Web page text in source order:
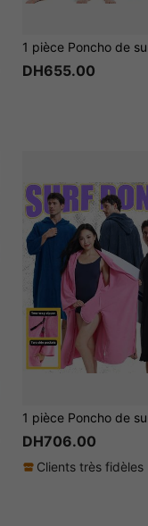
DH655.00
DH706.00
Clients très fidèles